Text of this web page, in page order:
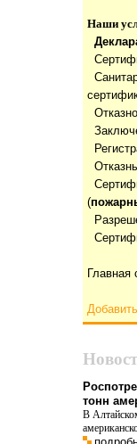
Наши
(
Главная
тонн
В